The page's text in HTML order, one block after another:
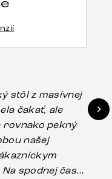
stôl z masívnej
čakať, ale
rovnako pekný
našej
spodnej časti